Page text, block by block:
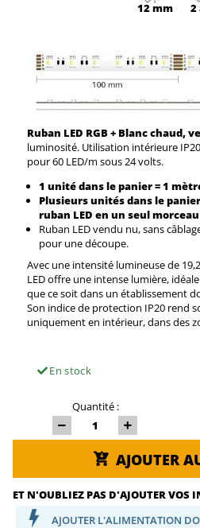
12 mm 2
Ruban LED RGB + Blanc chaud,
luminosité. Utilisation intérieure IP20
pour 60 LED/m sous 24 volts.
1 unité dans le panier = 1
Plusieurs unités dans le
ruban LED en un seul morceau
Ruban LED vendu nu, sans
pour une découpe.
Avec une intensité lumineuse de
LED offre une intense lumière,
que ce soit dans un établissement
Son indice de protection IP20 rend
uniquement en intérieur, dans des
En stock
Quantité :
AJOUTER
ET N'OUBLIEZ PAS D'AJOUTER VOS
AJOUTER L'ALIMENTATION